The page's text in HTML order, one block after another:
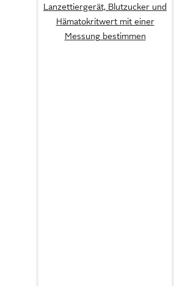
Lanzettiergerät, Blutzucker und
Hämatokritwert mit einer
Messung bestimmen